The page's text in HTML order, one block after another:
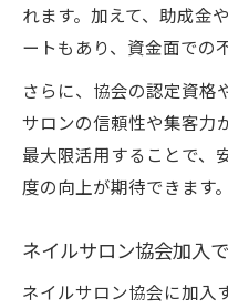
れます。加えて、助成金
ートもあり、資金面での
さらに、協会の認定資格
サロンの信頼性や集客力
最大限活用することで、
度の向上が期待できます。
ネイルサロン協会加入
ネイルサロン協会に加入